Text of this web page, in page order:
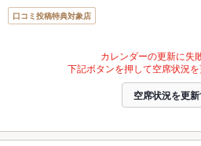
口コミ投稿特典対象店
カレンダーの更新に失
下記ボタンを押して空席状況を
空席状況を更